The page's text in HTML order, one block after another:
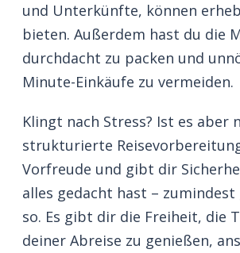
und Unterkünfte, können
bieten. Außerdem hast du die
durchdacht zu packen und
Minute-Einkäufe zu vermeiden.
Klingt nach Stress? Ist es aber
strukturierte
Vorfreude und gibt dir
alles gedacht hast –
so. Es gibt dir die Freiheit, die
deiner Abreise zu genießen,